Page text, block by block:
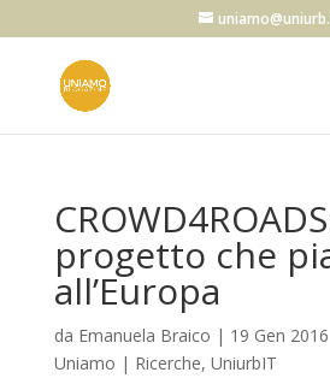
progetto che
all’Europa
da Emanuela Braico | 19 Gen 2016
Uniamo | Ricerche, UniurbIT